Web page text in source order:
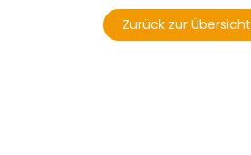
Zurück zur Übersicht